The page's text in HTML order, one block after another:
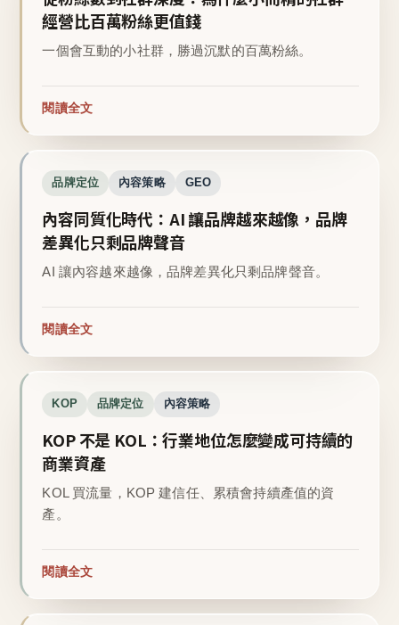
經營比百萬粉絲更值錢
一個會互動的小社群，勝過沉默的百萬粉絲。
閱讀全文
品牌定位 內容策略 GEO
內容同質化時代：AI 讓品牌越來越像，品牌
差異化只剩品牌聲音
AI 讓內容越來越像，品牌差異化只剩品牌聲音。
閱讀全文
KOP 品牌定位 內容策略
KOP 不是 KOL：行業地位怎麼變成可持續的
商業資產
KOL 買流量，KOP 建信任、累積會持續產值的資
產。
閱讀全文